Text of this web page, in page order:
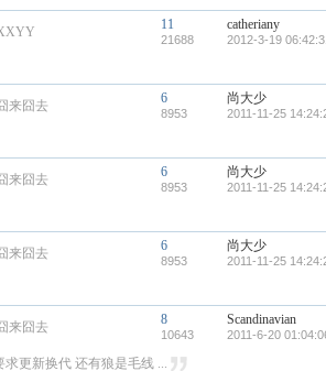
11
21688
catheriany
2012-3-19
来囧去 6
8953
尚大少
2011-11-25
来囧去 6
8953
尚大少
2011-11-25
来囧去 6
8953
尚大少
2011-11-25
来囧去 8
10643
Scandinavian
2011-6-20
新换代 还有狼是毛线 ...